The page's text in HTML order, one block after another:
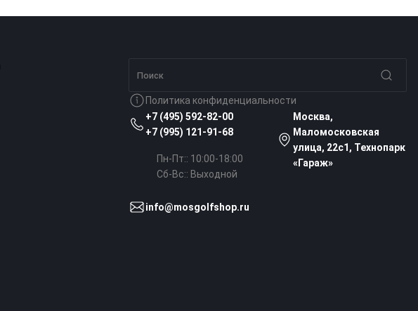
Политика конфиденциальности
+7 (495) 592-82-00
+7 (995) 121-91-68
Пн-Пт:: 10:00-18:00
Сб-Вс:: Выходной
Москва,
Маломосковская
улица, 22с1, Технопарк
«Гараж»
info@mosgolfshop.ru